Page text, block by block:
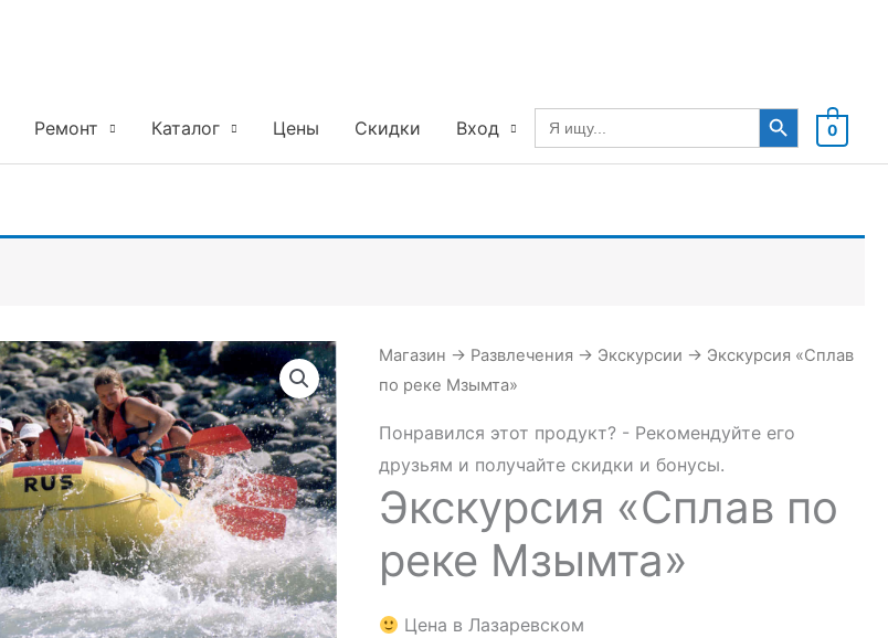
Ремонт Каталог Цены Скидки Вход
Search
for:
Search Button
0
Магазин → Развлечения → Экскурсии → Экскурсия «Сплав
по реке Мзымта»
Понравился этот продукт? - Рекомендуйте его
друзьям и получайте скидки и бонусы.
Экскурсия «Сплав по
реке Мзымта»
Цена в Лазаревском